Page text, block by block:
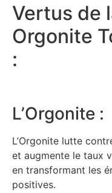
Vertus de
Orgonite
:
L’Orgonite :
L’Orgonite lutte
et augmente le taux
en transformant les
positives.